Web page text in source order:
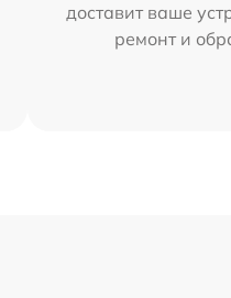
доставит ваше
ремонт и